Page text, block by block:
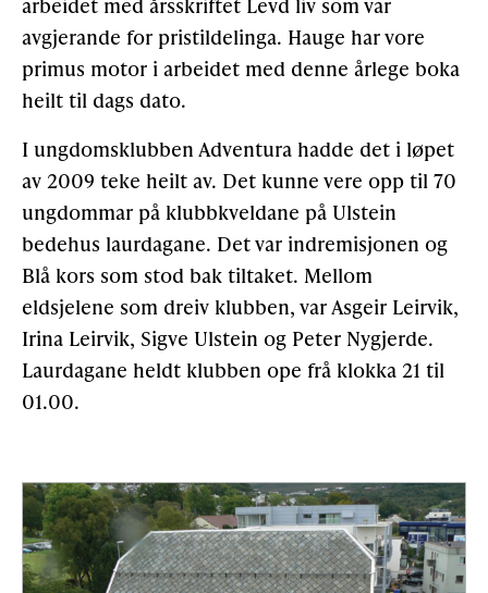
avgjerande for pristildelinga. Hauge har vore
primus motor i arbeidet med denne årlege boka
heilt til dags dato.
I ungdomsklubben Adventura hadde det i løpet
av 2009 teke heilt av. Det kunne vere opp til 70
ungdommar på klubbkveldane på Ulstein
bedehus laurdagane. Det var indremisjonen og
Blå kors som stod bak tiltaket. Mellom
eldsjelene som dreiv klubben, var Asgeir Leirvik,
Irina Leirvik, Sigve Ulstein og Peter Nygjerde.
Laurdagane heldt klubben ope frå klokka 21 til
01.00.